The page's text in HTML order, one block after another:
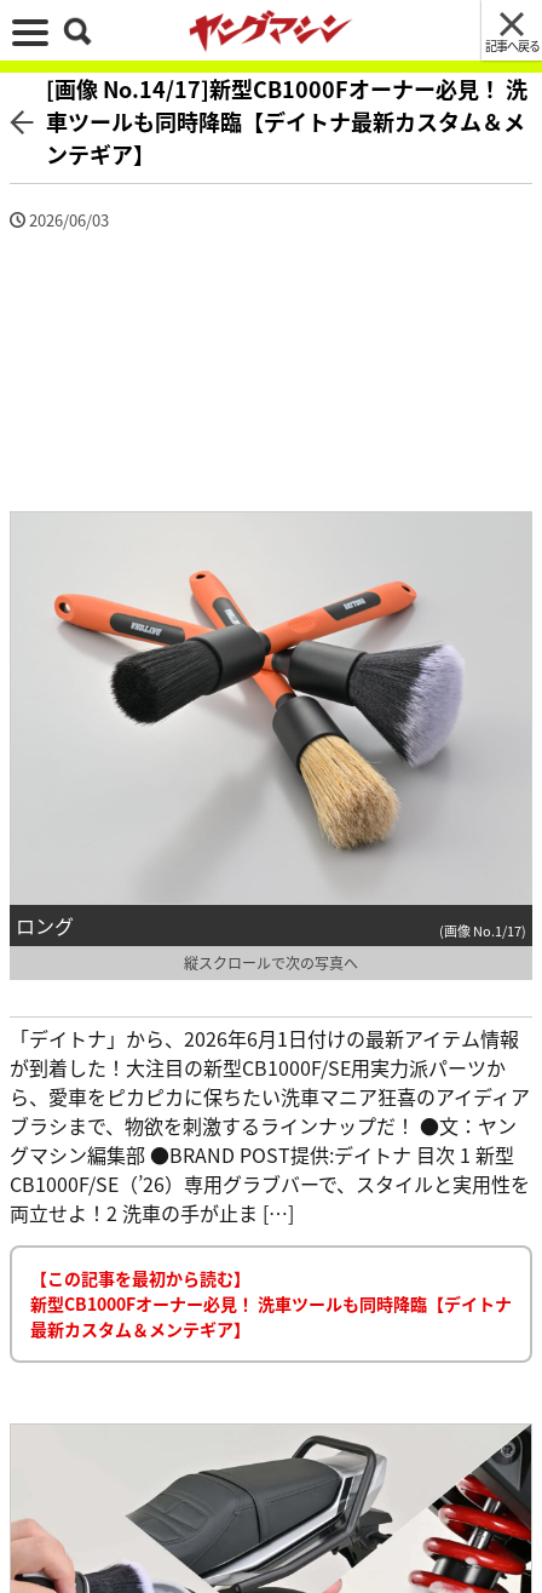
記事へ戻る
[画像 No.14/17]新型CB1000Fオーナー必見！ 洗
車ツールも同時降臨【デイトナ最新カスタム＆メ
ンテギア】
2026/06/03
ロング (画像 No.1/17)
縦スクロールで次の写真へ
「デイトナ」から、2026年6月1日付けの最新アイテム情報
が到着した！大注目の新型CB1000F/SE用実力派パーツか
ら、愛車をピカピカに保ちたい洗車マニア狂喜のアイディア
ブラシまで、物欲を刺激するラインナップだ！ ●文：ヤン
グマシン編集部 ●BRAND POST提供:デイトナ 目次 1 新型
CB1000F/SE（’26）専用グラブバーで、スタイルと実用性を
両立せよ！2 洗車の手が止ま […]
【この記事を最初から読む】
新型CB1000Fオーナー必見！ 洗車ツールも同時降臨【デイトナ
最新カスタム＆メンテギア】